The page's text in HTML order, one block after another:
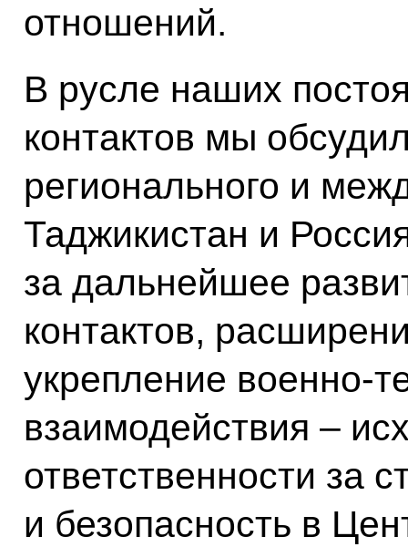
отношений.
В русле наших
контактов мы
регионального и
Таджикистан и
за дальнейшее
контактов,
укрепление военно-
взаимодействия –
ответственности за
и безопасность в